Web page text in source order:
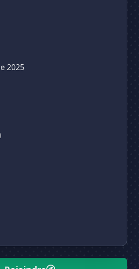
2025